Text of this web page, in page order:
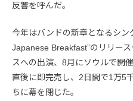
反響を呼んだ。
今年はバンドの新章となるシン
Japanese Breakfast”のリリー
スへの出演、8月にソウルで開
直後に即完売し、2日間で1万5
ちに幕を閉じた。